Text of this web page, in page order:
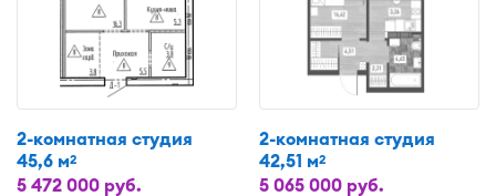
2-комнатная студия
45,6 м2
5 472 000 руб.
2-комнатная студия
42,51 м2
5 065 000 руб.